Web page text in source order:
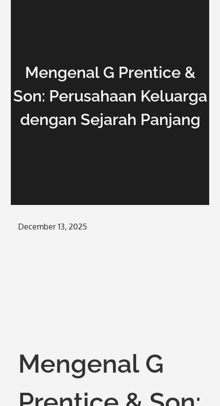
Mengenal G Prentice &
Son: Perusahaan Keluarga
dengan Sejarah Panjang
Posted
December 13, 2025
Mengenal G